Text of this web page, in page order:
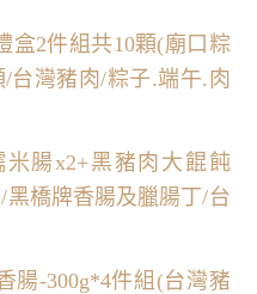
盒2件組共10顆(廟口粽
台灣豬肉/粽子.端午.肉
米腸x2+黑豬肉大餛飩
橋牌香腸及臘腸丁/台
腸-300g*4件組(台灣豬